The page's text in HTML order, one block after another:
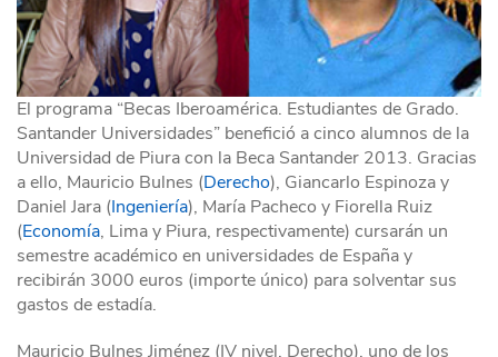
El programa “Becas Iberoamérica. Estudiantes de Grado.
Santander Universidades” benefició a cinco alumnos de la
Universidad de Piura con la Beca Santander 2013. Gracias
a ello, Mauricio Bulnes (Derecho), Giancarlo Espinoza y
Daniel Jara (Ingeniería), María Pacheco y Fiorella Ruiz
(Economía, Lima y Piura, respectivamente) cursarán un
semestre académico en universidades de España y
recibirán 3000 euros (importe único) para solventar sus
gastos de estadía.
Mauricio Bulnes Jiménez (IV nivel, Derecho), uno de los